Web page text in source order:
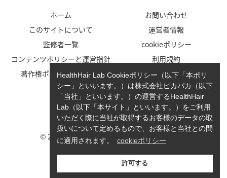
ホーム
お問い合わせ
このサイトについて
運営者情報
監修者一覧
cookieポリシー
コンテンツポリシーと運営指針
利用規約
著作権ポリシー/免責事項
プライバシーポリシー
© 2023-2026 HealthHair Lab ヘルスヘアラボ.
HealthHair Lab Cookieポリシー（以下「本ポリ
シー」といいます。）は株式会社ピカパカ（以下
「当社」といいます。）の運営するHealthHair
Lab（以下「本サイト」といいます。）をご利用
いただく際に当社が取得するお客様のデータの取
扱いについて定めるもので、お客様と当社との間
に適用されます。
cookieポリシー
許可する